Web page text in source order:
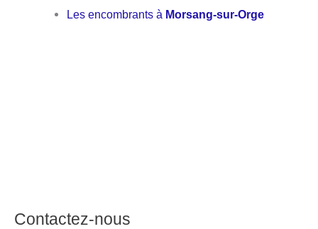
Les encombrants à Morsang-sur-Orge
Contactez-nous